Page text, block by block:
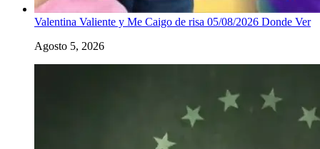
Valentina Valiente y Me Caigo de risa 05/08/2026 Donde Ver
Agosto 5, 2026